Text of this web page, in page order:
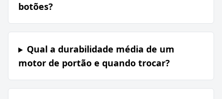
botões?
Qual a durabilidade média de um
motor de portão e quando trocar?